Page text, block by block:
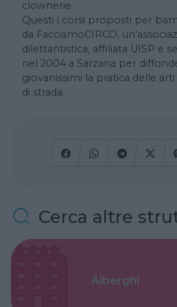
clownerie.
Questi i corsi proposti per
da FacciamoCIRCO,
dilettantistica, affiliata UISP e
nel 2004 a Sarzana per
giovanissimi la pratica delle
di strada.
Cerca altre
Alberghi